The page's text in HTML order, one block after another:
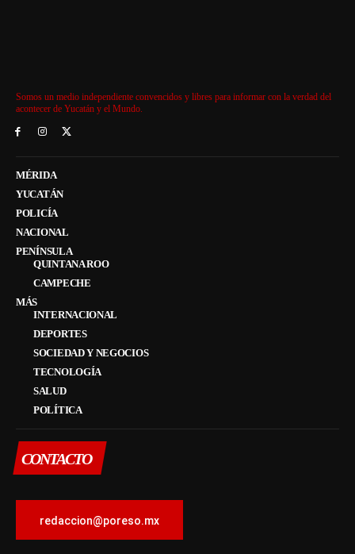
Somos un medio independiente convencidos y libres para informar con la verdad del
acontecer de Yucatán y el Mundo.
MÉRIDA
YUCATÁN
POLICÍA
NACIONAL
PENÍNSULA
QUINTANA ROO
CAMPECHE
MÁS
INTERNACIONAL
DEPORTES
SOCIEDAD Y NEGOCIOS
TECNOLOGÍA
SALUD
POLÍTICA
CONTACTO
redaccion@poreso.mx